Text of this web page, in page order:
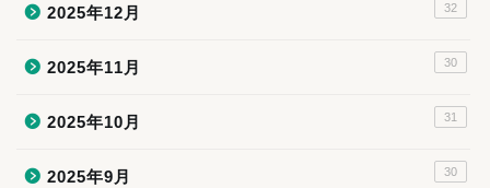
2025年12月 32
2025年11月 30
2025年10月 31
2025年9月 30